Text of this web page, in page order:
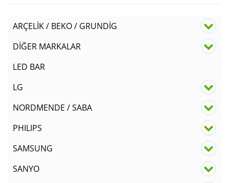
ARÇELİK / BEKO / GRUNDİG
DİĞER MARKALAR
LED BAR
LG
NORDMENDE / SABA
PHILIPS
SAMSUNG
SANYO